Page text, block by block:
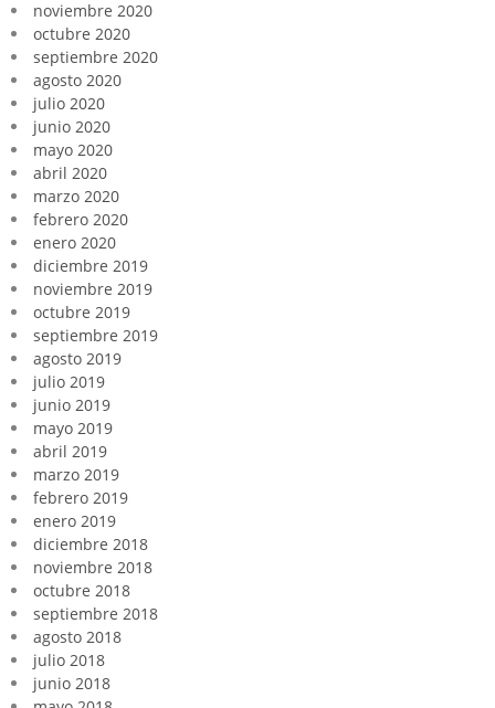
noviembre 2020
octubre 2020
septiembre 2020
agosto 2020
julio 2020
junio 2020
mayo 2020
abril 2020
marzo 2020
febrero 2020
enero 2020
diciembre 2019
noviembre 2019
octubre 2019
septiembre 2019
agosto 2019
julio 2019
junio 2019
mayo 2019
abril 2019
marzo 2019
febrero 2019
enero 2019
diciembre 2018
noviembre 2018
octubre 2018
septiembre 2018
agosto 2018
julio 2018
junio 2018